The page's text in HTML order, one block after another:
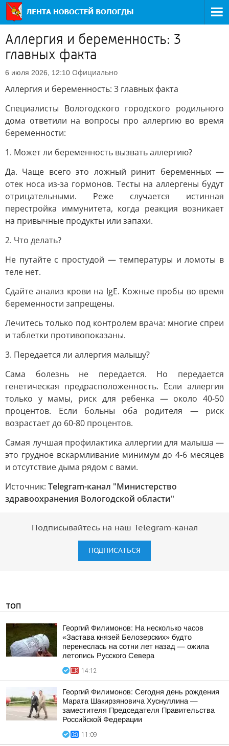
Аллергия и беременность: 3
главных факта
6 июля 2026, 12:10 Официально
Аллергия и беременность: 3 главных факта
Специалисты Вологодского городского родильного
дома ответили на вопросы про аллергию во время
беременности:
1. Может ли беременность вызвать аллергию?
Да. Чаще всего это ложный ринит беременных —
отек носа из-за гормонов. Тесты на аллергены будут
отрицательными. Реже случается истинная
перестройка иммунитета, когда реакция возникает
на привычные продукты или запахи.
2. Что делать?
Не путайте с простудой — температуры и ломоты в
теле нет.
Сдайте анализ крови на IgE. Кожные пробы во время
беременности запрещены.
Лечитесь только под контролем врача: многие спреи
и таблетки противопоказаны.
3. Передается ли аллергия малышу?
Сама болезнь не передается. Но передается
генетическая предрасположенность. Если аллергия
только у мамы, риск для ребенка — около 40-50
процентов. Если больны оба родителя — риск
возрастает до 60-80 процентов.
Самая лучшая профилактика аллергии для малыша —
это грудное вскармливание минимум до 4-6 месяцев
и отсутствие дыма рядом с вами.
Источник: Telegram-канал "Министерство
здравоохранения Вологодской области"
Подписывайтесь на наш Telegram-канал
ПОДПИСАТЬСЯ
ТОП
Георгий Филимонов: На несколько часов
«Застава князей Белозерских» будто
перенеслась на сотни лет назад — ожила
летопись Русского Севера
14:12
Георгий Филимонов: Сегодня день рождения
Марата Шакирзяновича Хуснуллина —
заместителя Председателя Правительства
Российской Федерации
11:09